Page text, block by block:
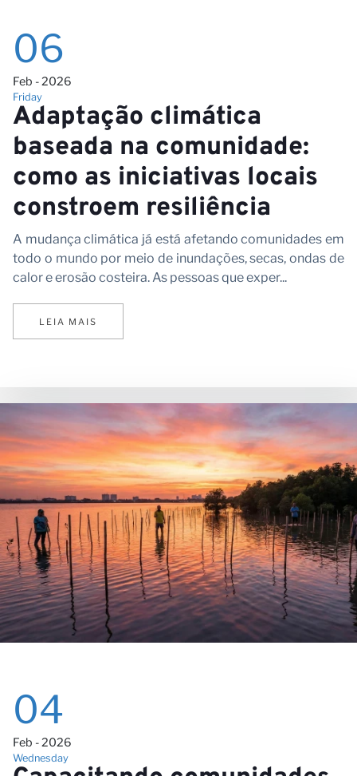
06
Feb - 2026
Friday
Adaptação climática
baseada na comunidade:
como as iniciativas locais
constroem resiliência
A mudança climática já está afetando comunidades em
todo o mundo por meio de inundações, secas, ondas de
calor e erosão costeira. As pessoas que exper...
LEIA MAIS
04
Feb - 2026
Wednesday